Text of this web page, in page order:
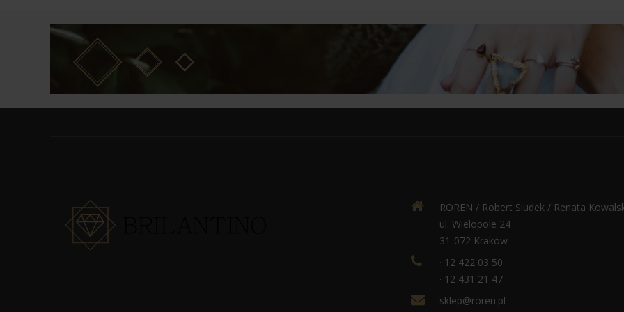
ROREN / Robert Siudek / Renata
ul. Wielopole 24
31-072 Kraków
· 12 422 03 50
· 12 431 21 47
sklep@roren.pl